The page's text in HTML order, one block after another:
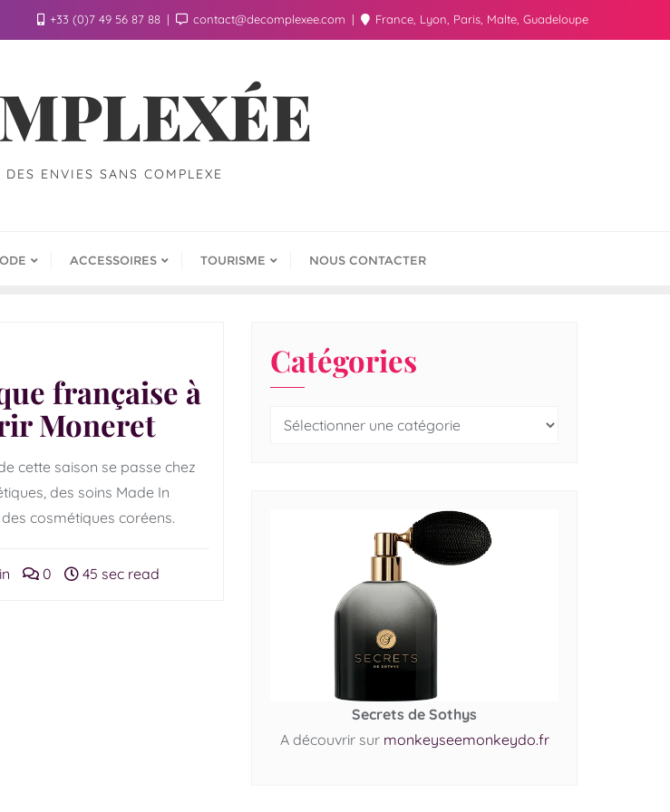
+33 (0)7 49 56 87 88 contact@decomplexee.com France, Lyon, Paris, Malte, Guadeloupe
ENVIES SANS COMPLEXE
ACCESSOIRES TOURISME NOUS CONTACTER
française à
Moneret
cette saison se passe chez
des soins Made In
cosmétiques coréens.
0 45 sec read
Catégories
Secrets de Sothys
A découvrir sur monkeyseemonkeydo.fr